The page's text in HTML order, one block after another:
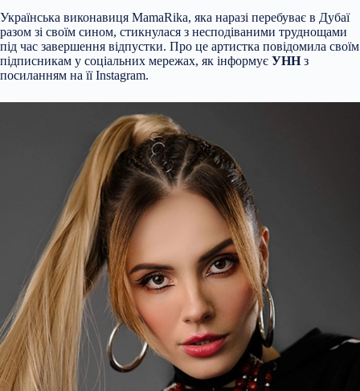
Українська виконавиця MamaRika, яка наразі перебуває в Дубаї
разом зі своїм сином, стикнулася з несподіваними труднощами
під час завершення відпустки. Про це артистка повідомила своїм
підписникам у соціальних мережах, як інформує УННз
посиланням на її Instagram.